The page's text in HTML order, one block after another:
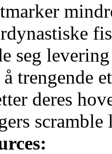
seg
trengende
deres
scramble